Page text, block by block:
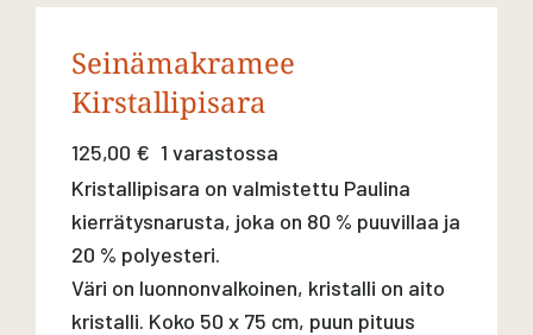
Seinämakramee
Kirstallipisara
125,00 € 1 varastossa
Kristallipisara on valmistettu Paulina
kierrätysnarusta, joka on 80 % puuvillaa ja
20 % polyesteri.
Väri on luonnonvalkoinen, kristalli on aito
kristalli. Koko 50 x 75 cm, puun pituus